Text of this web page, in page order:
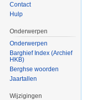
Contact
Hulp
Onderwerpen
Onderwerpen
Barghief Index (Archief
HKB)
Berghse woorden
Jaartallen
Wijzigingen